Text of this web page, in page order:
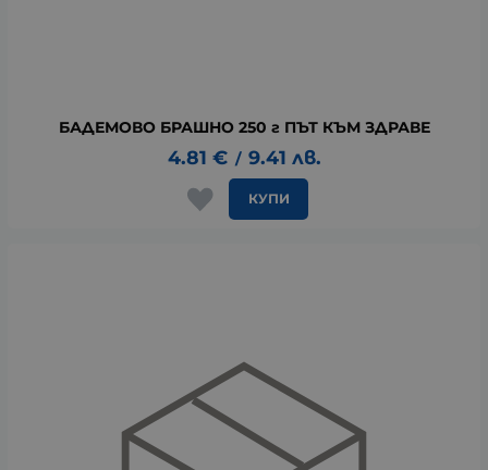
БАДЕМОВО БРАШНО 250 г ПЪТ КЪМ ЗДРАВЕ
4.81 € / 9.41 лв.
КУПИ